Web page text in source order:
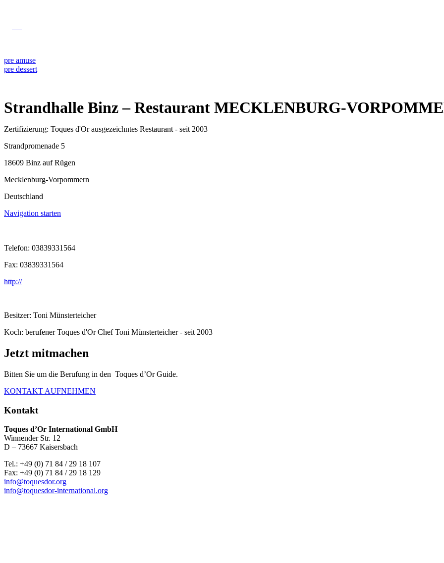
pre amuse
pre dessert
Strandhalle Binz – Restaurant MECKLENBURG-
Zertifizierung: Toques d'Or ausgezeichntes Restaurant - seit 2003
Strandpromenade 5
18609 Binz auf Rügen
Mecklenburg-Vorpommern
Deutschland
Navigation starten
Telefon: 03839331564
Fax: 03839331564
http://
Besitzer: Toni Münsterteicher
Koch: berufener Toques d'Or Chef Toni Münsterteicher - seit 2003
Jetzt mitmachen
Bitten Sie um die Berufung in den Toques d’Or Guide.
KONTAKT AUFNEHMEN
Kontakt
Toques d’Or International GmbH
Winnender Str. 12
D – 73667 Kaisersbach
Tel.: +49 (0) 71 84 / 29 18 107
Fax: +49 (0) 71 84 / 29 18 129
info@toquesdor.org
info@toquesdor-international.org